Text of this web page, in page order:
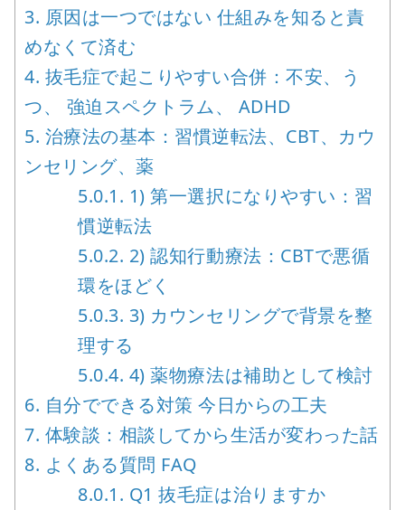
3. 原因は一つではない 仕組みを知ると責
めなくて済む
4. 抜毛症で起こりやすい合併：不安、う
つ、 強迫スペクトラム、 ADHD
5. 治療法の基本：習慣逆転法、CBT、カウ
ンセリング、薬
5.0.1. 1) 第一選択になりやすい：習
慣逆転法
5.0.2. 2) 認知行動療法：CBTで悪循
環をほどく
5.0.3. 3) カウンセリングで背景を整
理する
5.0.4. 4) 薬物療法は補助として検討
6. 自分でできる対策 今日からの工夫
7. 体験談：相談してから生活が変わった話
8. よくある質問 FAQ
8.0.1. Q1 抜毛症は治りますか